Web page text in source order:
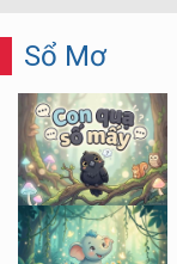
Sổ Mơ